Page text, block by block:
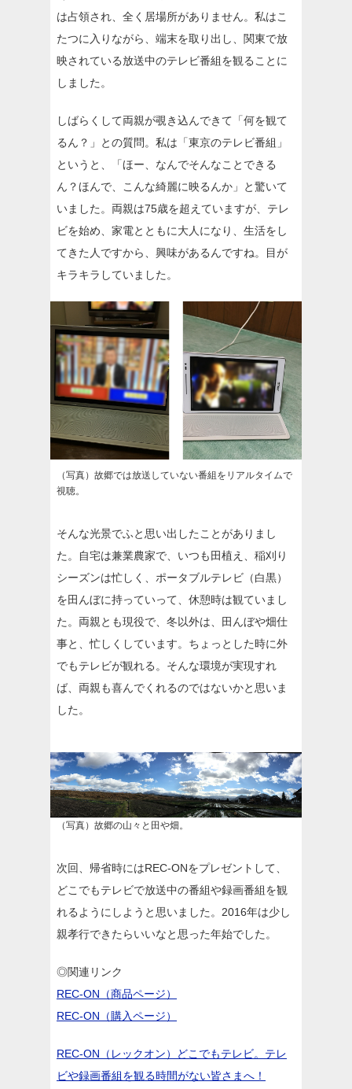
は占領され、全く居場所がありません。私はこ
たつに入りながら、端末を取り出し、関東で放
映されている放送中のテレビ番組を観ることに
しました。
しばらくして両親が覗き込んできて「何を観て
るん？」との質問。私は「東京のテレビ番組」
というと、「ほー、なんでそんなことできる
ん？ほんで、こんな綺麗に映るんか」と驚いて
いました。両親は75歳を超えていますが、テレ
ビを始め、家電とともに大人になり、生活をし
てきた人ですから、興味があるんですね。目が
キラキラしていました。
（写真）故郷では放送していない番組をリアルタイムで
視聴。
そんな光景でふと思い出したことがありまし
た。自宅は兼業農家で、いつも田植え、稲刈り
シーズンは忙しく、ポータブルテレビ（白黒）
を田んぼに持っていって、休憩時は観ていまし
た。両親とも現役で、冬以外は、田んぼや畑仕
事と、忙しくしています。ちょっとした時に外
でもテレビが観れる。そんな環境が実現すれ
ば、両親も喜んでくれるのではないかと思いま
した。
（写真）故郷の山々と田や畑。
次回、帰省時にはREC-ONをプレゼントして、
どこでもテレビで放送中の番組や録画番組を観
れるようにしようと思いました。2016年は少し
親孝行できたらいいなと思った年始でした。
◎関連リンク
REC-ON（商品ページ）
REC-ON（購入ページ）
REC-ON（レックオン）どこでもテレビ。テレ
ビや録画番組を観る時間がない皆さまへ！